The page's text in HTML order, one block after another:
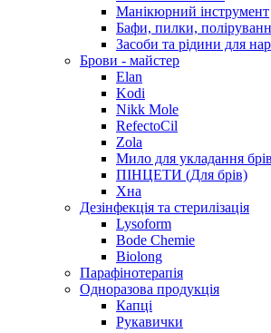
Манікюрний інструмент
Бафи, пилки,
Засоби та рідини для
Брови - майстер
Elan
Kodi
Nikk Mole
RefectoCil
Zola
Мило для укладання брів
ПІНЦЕТИ (Для брів)
Хна
Дезінфекція та стерилізація
Lysoform
Bode Chemie
Biolong
Парафінотерапія
Одноразова продукція
Капці
Рукавички